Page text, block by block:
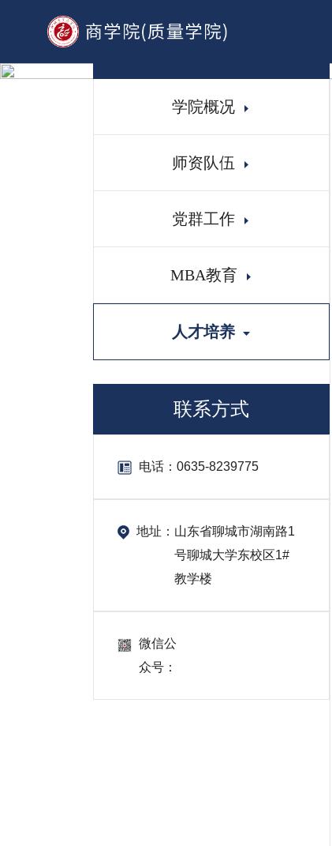
首页
学院概况
师资队伍
党群工作
MBA教育
人才培养
联系方式
电话： 0635-8239775
地址： 山东省聊城市湖南路1
号聊城大学东校区1#
教学楼
微信公
众号：